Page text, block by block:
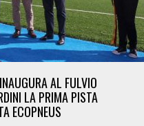
AL FULVIO
LA PRIMA PISTA
ECOPNEUS